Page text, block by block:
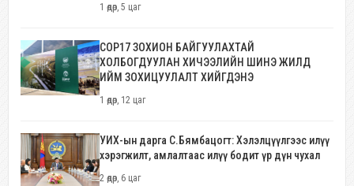
1 өдөр, 5 цаг
COP17 ЗОХИОН БАЙГУУЛАХТАЙ
ХОЛБОГДУУЛАН ХИЧЭЭЛИЙН ШИНЭ ЖИЛД
ИЙМ ЗОХИЦУУЛАЛТ ХИЙГДЭНЭ
1 өдөр, 12 цаг
УИХ-ын дарга С.Бямбацогт: Хэлэлцүүлгээс илүү
хэрэгжилт, амлалтаас илүү бодит үр дүн чухал
2 өдөр, 6 цаг